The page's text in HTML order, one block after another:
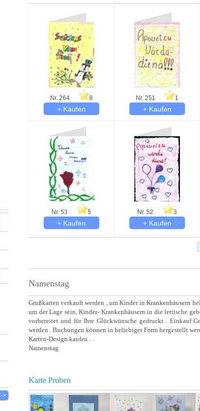
>
Nr. 264 8 Nr. 251 1
Nr. 53 5 Nr. 52 3
Namenstag
Grußkarten verkauft werden , um Kinder in Krankenhäusern
um der Lage sein, Kinder- Krankenhäusern in die lettische
vorbereitet und für Ihre Glückwünsche gedruckt . Einkauf
werden . Buchungen können in beliebiger Form hergestellt
Karten-Design kaufen . .
Namenstag
Karte Proben